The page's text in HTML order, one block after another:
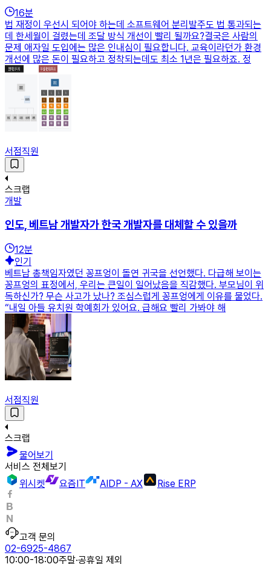
16분
법 재정이 우선시 되어야 하는데 소프트웨어 분리발주도 법 통과되는
데 한세월이 걸렸는데 조달 방식 개선이 빨리 될까요?결국은 사람의
문제 애자일 도입에는 많은 인내심이 필요합니다. 교육이라던가 환경
개선에 많은 돈이 필요하고 정착되는데도 최소 1년은 필요하죠. 정
서점직원
스크랩
개발
인도, 베트남 개발자가 한국 개발자를 대체할 수 있을까
12분
인기
베트남 총책임자였던 꽁프엉이 돌연 귀국을 선언했다. 다급해 보이는
꽁프엉의 표정에서, 우리는 큰일이 일어났음을 직감했다. 부모님이 위
독하신가? 무슨 사고가 났나? 조심스럽게 꽁프엉에게 이유를 물었다.
“내일 아들 유치원 학예회가 있어요. 급해요 빨리 가봐야 해
서점직원
스크랩
물어보기
서비스 전체보기
위시켓
요즘IT AIDP - AX Rise ERP
고객 문의
02-6925-4867
10:00-18:00주말·공휴일 제외